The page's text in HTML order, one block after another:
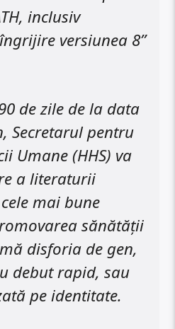
inclusiv
versiunea 8”
de zile de la data
Secretarul pentru
Umane (HHS) va
a literaturii
mai bune
sănătății
disforia de gen,
debut rapid, sau
pe identitate.